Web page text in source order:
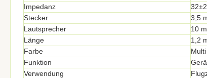
Impedanz
Stecker
3,5
Lautsprecher
10
Länge
1,2
Farbe
Multi
Funktion
Verwendung